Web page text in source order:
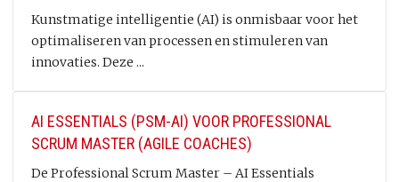
Kunstmatige intelligentie (AI) is onmisbaar voor het
optimaliseren van processen en stimuleren van
innovaties. Deze ...
AI ESSENTIALS (PSM-AI) VOOR PROFESSIONAL
SCRUM MASTER (AGILE COACHES)
De Professional Scrum Master – AI Essentials